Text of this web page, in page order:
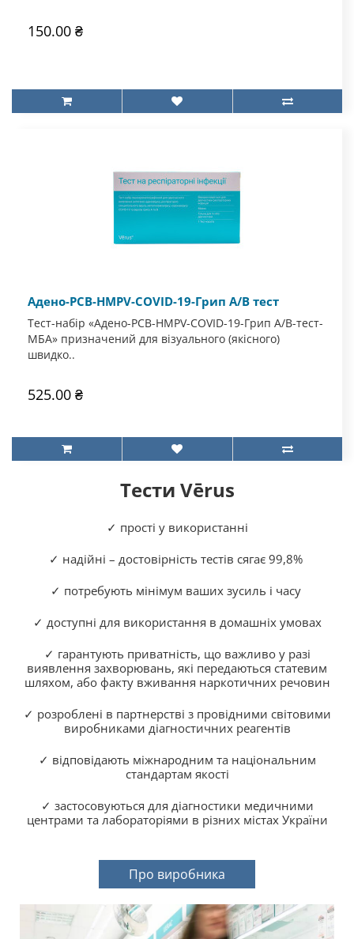
150.00 ₴
Адено-РСВ-HMPV-COVID-19-Грип А/В тест
Тест-набір «Адено-РСВ-HMPV-COVID-19-Грип А/В-тест-
МБА» призначений для візуального (якісного)
швидко..
525.00 ₴
Тести Vērus
✓ прості у використанні
✓ надійні – достовірність тестів сягає 99,8%
✓ потребують мінімум ваших зусиль і часу
✓ доступні для використання в домашніх умовах
✓ гарантують приватність, що важливо у разі
виявлення захворювань, які передаються статевим
шляхом, або факту вживання наркотичних речовин
✓ розроблені в партнерстві з провідними світовими
виробниками діагностичних реагентів
✓ відповідають міжнародним та національним
стандартам якості
✓ застосовуються для діагностики медичними
центрами та лабораторіями в різних містах України
Про виробника